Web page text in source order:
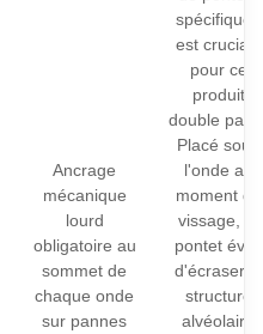
Ancrage
mécanique
lourd
obligatoire au
sommet de
chaque onde
sur pannes
spécifiques
est cruciale
pour ce
produit
double
Placé sous
l'onde au
moment du
vissage, le
pontet évite
d'écraser la
structure
alvéolaire